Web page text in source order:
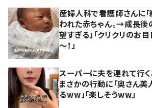
産婦人科で看護師さんに「
われた赤ちゃん。→成長
望すぎる」「クリクリのお
～！」
スーパーに夫を連れて行
まさかの行動に「奥さん美
るww」「楽しそうww」